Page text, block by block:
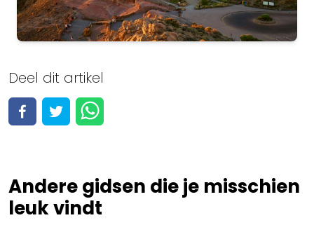
Tenerife
Bekijk alle 24 activiteiten
Activiteiten bekijken
Deel dit artikel
Andere gidsen die je misschien
leuk vindt